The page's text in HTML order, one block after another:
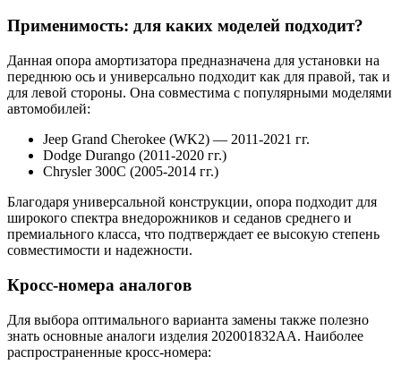
Применимость: для каких моделей подходит?
Данная опора амортизатора предназначена для установки на
переднюю ось и универсально подходит как для правой, так и
для левой стороны. Она совместима с популярными моделями
автомобилей:
Jeep Grand Cherokee (WK2) — 2011-2021 гг.
Dodge Durango (2011-2020 гг.)
Chrysler 300C (2005-2014 гг.)
Благодаря универсальной конструкции, опора подходит для
широкого спектра внедорожников и седанов среднего и
премиального класса, что подтверждает ее высокую степень
совместимости и надежности.
Кросс-номера аналогов
Для выбора оптимального варианта замены также полезно
знать основные аналоги изделия 202001832AA. Наиболее
распространенные кросс-номера: